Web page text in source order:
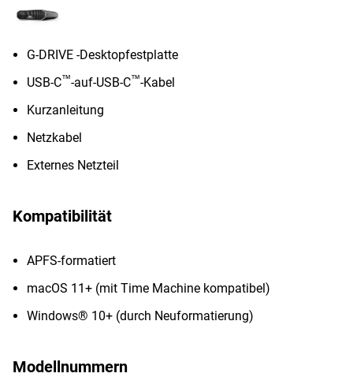
G-DRIVE -Desktopfestplatte
USB-C™-auf-USB-C™-Kabel
Kurzanleitung
Netzkabel
Externes Netzteil
Kompatibilität
APFS-formatiert
macOS 11+ (mit Time Machine kompatibel)
Windows® 10+ (durch Neuformatierung)
Modellnummern